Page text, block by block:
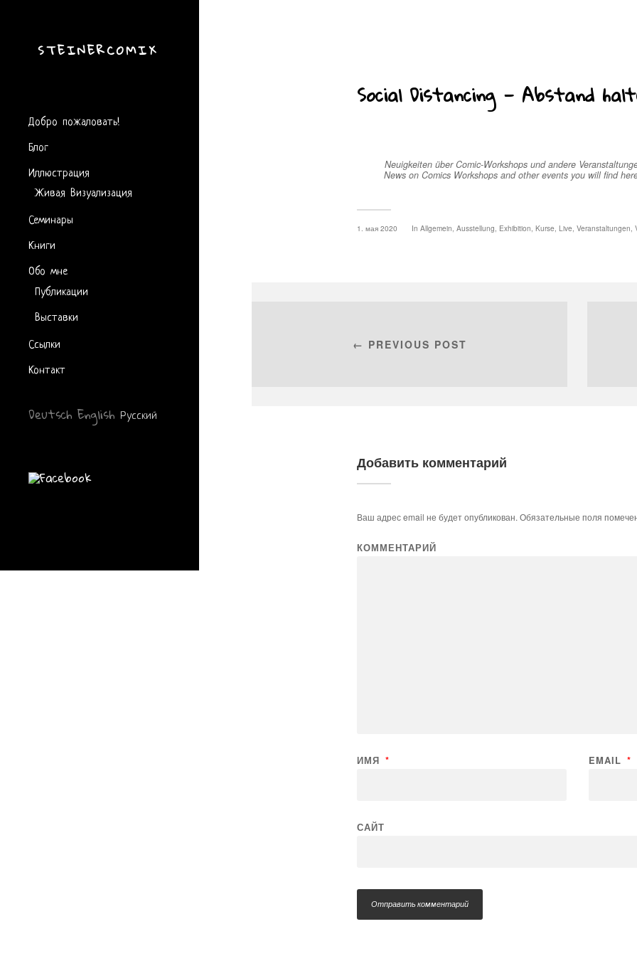
STEINERCOMIX
Добро пожаловать!
Блог
Иллюстрация
Живая Визуализация
Семинары
Книги
Обо мне
Публикации
Выставки
Ссылки
Контакт
Deutsch English Русский
Social Distancing — Abstand
Neuigkeiten über Comic-Workshops und andere
News on Comics Workshops and other events you will find
1. мая 2020 In Allgemein Ausstellung Exhibition Kurse Live Veranstaltungen
← PREVIOUS POST
Добавить комментарий
Ваш адрес email не будет опубликован. Обязательные поля
КОММЕНТАРИЙ
ИМЯ * EMAIL *
САЙТ